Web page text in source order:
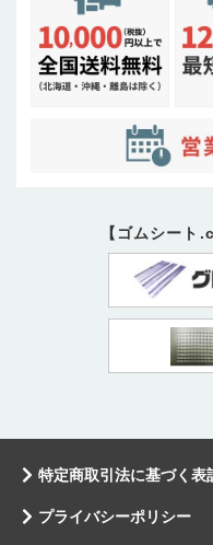
【ゴムシート
特定商取引法に基づく表
プライバシーポリシー